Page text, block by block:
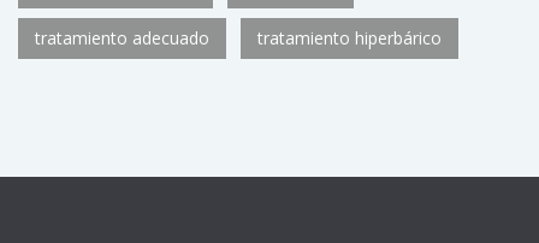
tratamiento adecuado tratamiento hiperbárico